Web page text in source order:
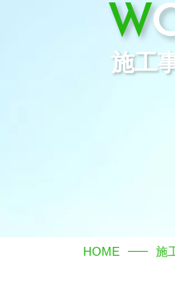
施工
HOME 施